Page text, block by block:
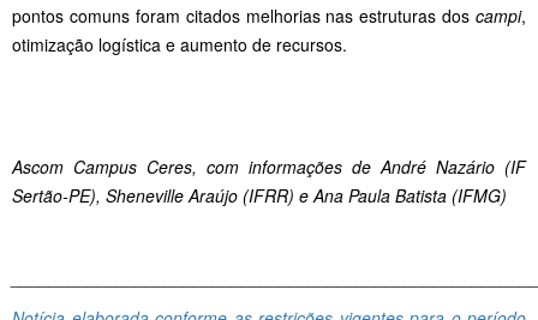
pontos comuns foram citados melhorias nas estruturas dos campi,
otimização logística e aumento de recursos.
Ascom Campus Ceres, com informações de André Nazário (IF
Sertão-PE), Sheneville Araújo (IFRR) e Ana Paula Batista (IFMG)